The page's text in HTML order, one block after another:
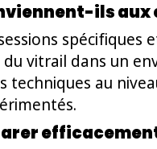
ils aux
vitrail dans un
techniques au